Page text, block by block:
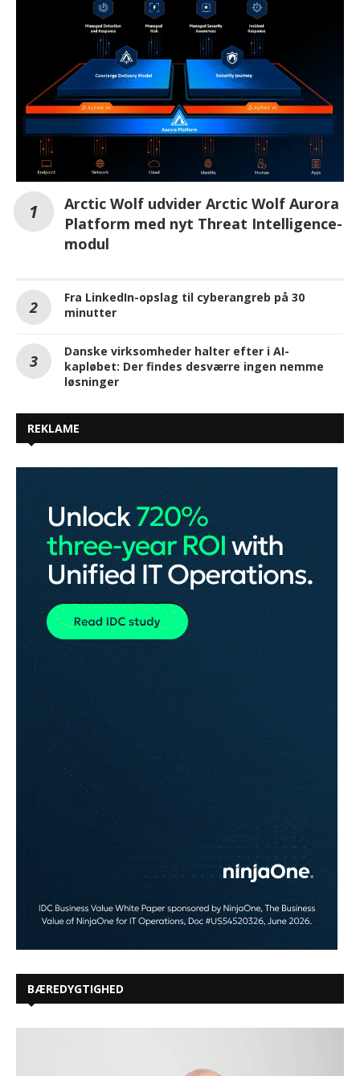
Arctic Wolf udvider Arctic Wolf Aurora
Platform med nyt Threat Intelligence-
modul
Fra LinkedIn-opslag til cyberangreb på 30
minutter
Danske virksomheder halter efter i AI-
kapløbet: Der findes desværre ingen nemme
løsninger
REKLAME
BÆREDYGTIGHED